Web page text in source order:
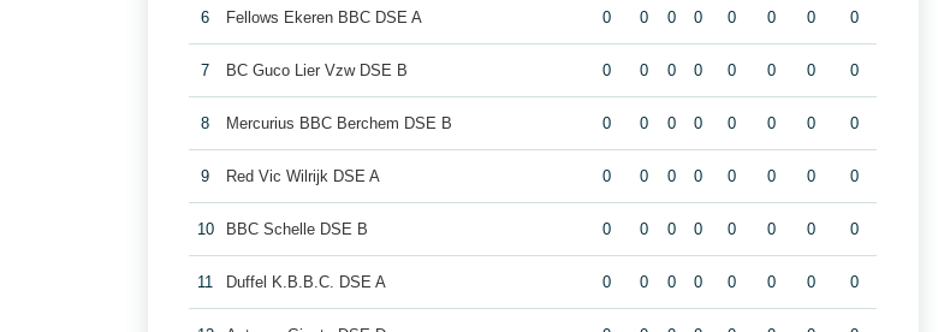
6 Fellows Ekeren BBC DSE A 0 0 0 0 0 0 0 0
7 BC Guco Lier Vzw DSE B 0 0 0 0 0 0 0 0
8 Mercurius BBC Berchem DSE B 0 0 0 0 0 0 0 0
9 Red Vic Wilrijk DSE A 0 0 0 0 0 0 0 0
10 BBC Schelle DSE B 0 0 0 0 0 0 0 0
11 Duffel K.B.B.C. DSE A 0 0 0 0 0 0 0 0